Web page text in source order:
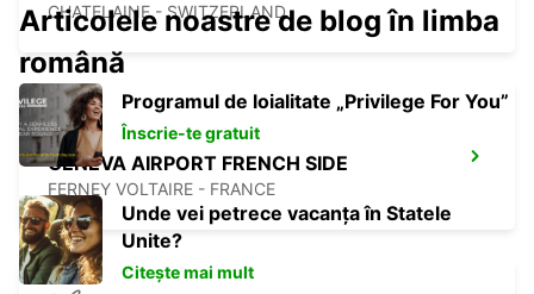
CHATELAINE - SWITZERLAND
GENEVA AIRPORT FRENCH SIDE
FERNEY VOLTAIRE - FRANCE
Articolele noastre de blog în limba
română
Programul de loialitate „Privilege For You”
Înscrie-te gratuit
Unde vei petrece vacanța în Statele
Unite?
Citește mai mult